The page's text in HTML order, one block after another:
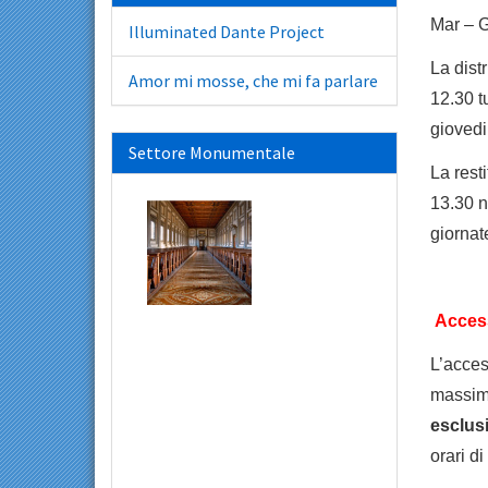
Mar
La
12.30
La
13.30
orari
Illuminated Dante Project
Amor mi mosse, che mi fa parlare
Settore Monumentale